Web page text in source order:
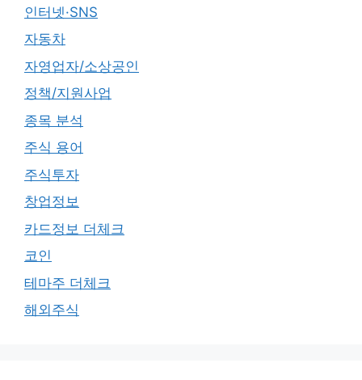
인터넷·SNS
자동차
자영업자/소상공인
정책/지원사업
종목 분석
주식 용어
주식투자
창업정보
카드정보 더체크
코인
테마주 더체크
해외주식